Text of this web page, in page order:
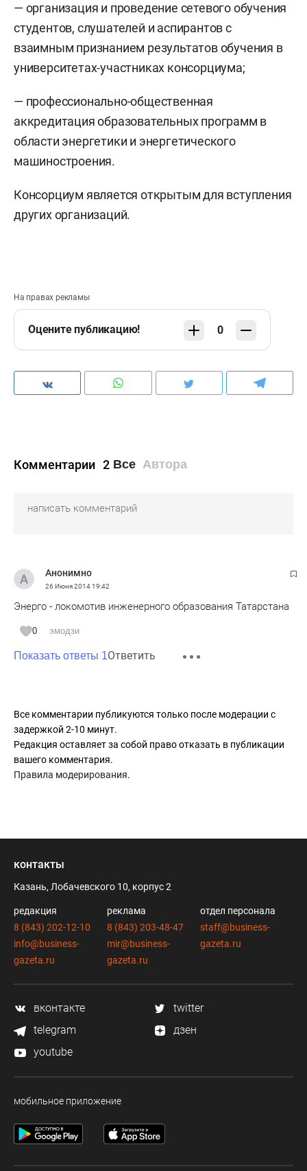
— организация и проведение сетевого обучения
студентов, слушателей и аспирантов с
взаимным признанием результатов обучения в
университетах-участниках консорциума;
— профессионально-общественная
аккредитация образовательных программ в
области энергетики и энергетического
машиностроения.
Консорциум является открытым для вступления
других организаций.
На правах рекламы
Оцените публикацию! 0
Комментарии 2 Все Автора
Анонимно
26 Июня 201419:42
Энерго - локомотив инженерного образования Татарстана
0 эмодзи
Показать ответы 1Ответить
Все комментарии публикуются только после модерации с
задержкой 2-10 минут.
Редакция оставляет за собой право отказать в публикации
вашего комментария.
Правила модерирования.
контакты
Казань, Лобачевского 10, корпус 2
редакция
8 (843) 202-12-10
info@business-
gazeta.ru
реклама
8 (843) 203-48-47
mir@business-
gazeta.ru
отдел персонала
staff@business-
gazeta.ru
вконтакте
twitter
telegram
дзен
youtube
мобильное приложение